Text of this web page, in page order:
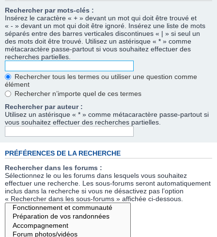
Rechercher par mots-clés :
Insérez le caractère « + » devant un mot qui doit être trouvé et
« - » devant un mot qui doit être ignoré. Insérez une liste de mots
séparés entre des barres verticales discontinues « | » si seul un
des mots doit être trouvé. Utilisez un astérisque « * » comme
métacaractère passe-partout si vous souhaitez effectuer des
recherches partielles.
Rechercher tous les termes ou utiliser une question comme
élément
Rechercher n’importe quel de ces termes
Rechercher par auteur :
Utilisez un astérisque « * » comme métacaractère passe-partout si
vous souhaitez effectuer des recherches partielles.
PRÉFÉRENCES DE LA RECHERCHE
Rechercher dans les forums :
Sélectionnez le ou les forums dans lesquels vous souhaitez
effectuer une recherche. Les sous-forums seront automatiquement
inclus dans la recherche si vous ne désactivez pas l’option
« Rechercher dans les sous-forums » affichée ci-dessous.